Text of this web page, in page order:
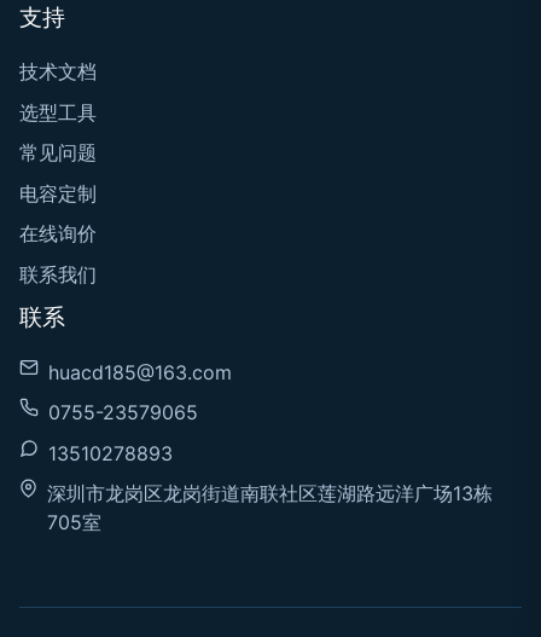
支持
技术文档
选型工具
常见问题
电容定制
在线询价
联系我们
联系
huacd185@163.com
0755-23579065
13510278893
深圳市龙岗区龙岗街道南联社区莲湖路远洋广场13栋
705室